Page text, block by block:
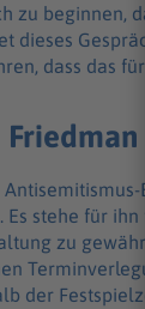
zu beginnen,
dieses
dass das
Es stehe für ihn
zu
der